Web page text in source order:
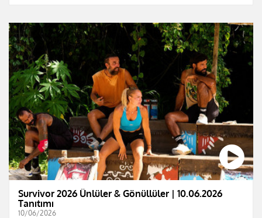
Survivor 2026 Ünlüler & Gönüllüler | 10.06.2026
Tanıtımı
10/06/2026